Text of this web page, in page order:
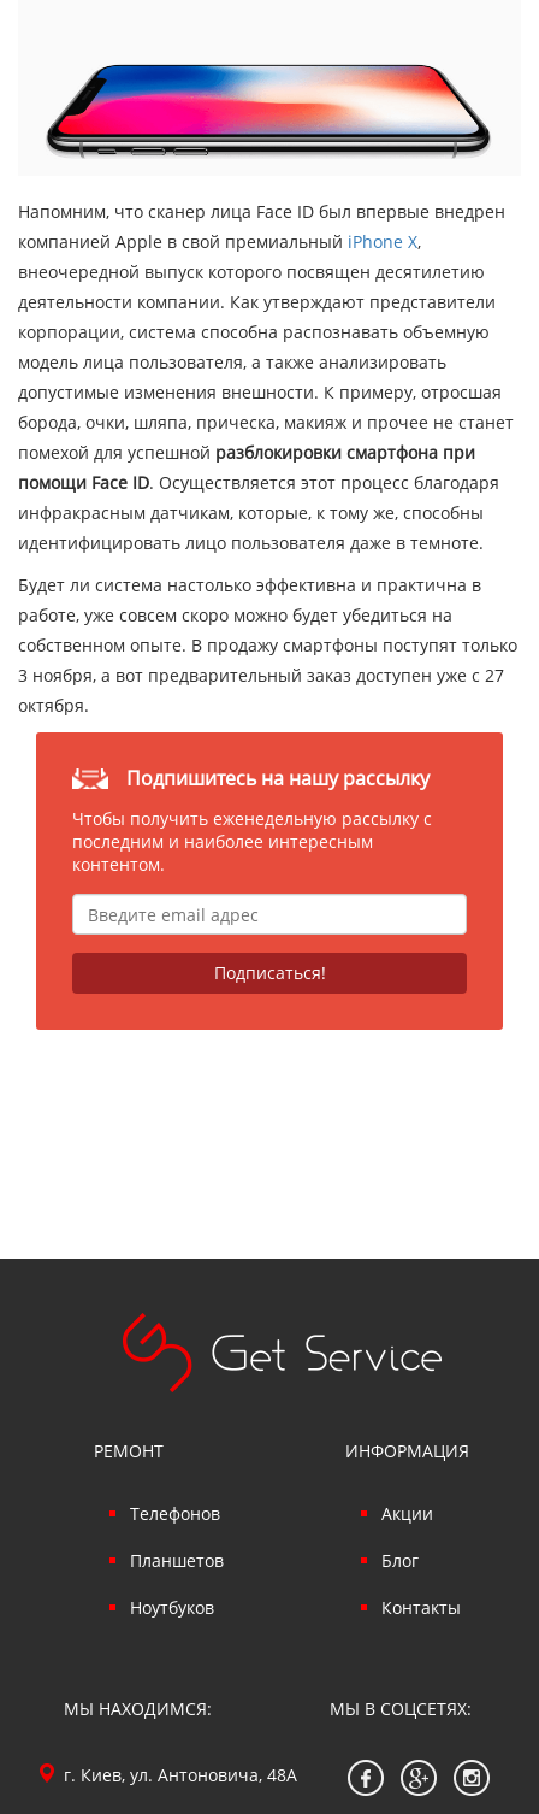
Напомним, что сканер лица Face ID был впервые внедрен
компанией Apple в свой премиальный iPhone X,
внеочередной выпуск которого посвящен десятилетию
деятельности компании. Как утверждают представители
корпорации, система способна распознавать объемную
модель лица пользователя, а также анализировать
допустимые изменения внешности. К примеру, отросшая
борода, очки, шляпа, прическа, макияж и прочее не станет
помехой для успешной разблокировки смартфона при
помощи Face ID. Осуществляется этот процесс благодаря
инфракрасным датчикам, которые, к тому же, способны
идентифицировать лицо пользователя даже в темноте.
Будет ли система настолько эффективна и практична в
работе, уже совсем скоро можно будет убедиться на
собственном опыте. В продажу смартфоны поступят только
3 ноября, а вот предварительный заказ доступен уже с 27
октября.
Подпишитесь на нашу рассылку
Чтобы получить еженедельную рассылку с
последним и наиболее интересным
контентом.
РЕМОНТ
Телефонов
Планшетов
Ноутбуков
ИНФОРМАЦИЯ
Акции
Блог
Контакты
МЫ НАХОДИМСЯ:
г. Киев, ул. Антоновича, 48А
МЫ В СОЦСЕТЯХ: